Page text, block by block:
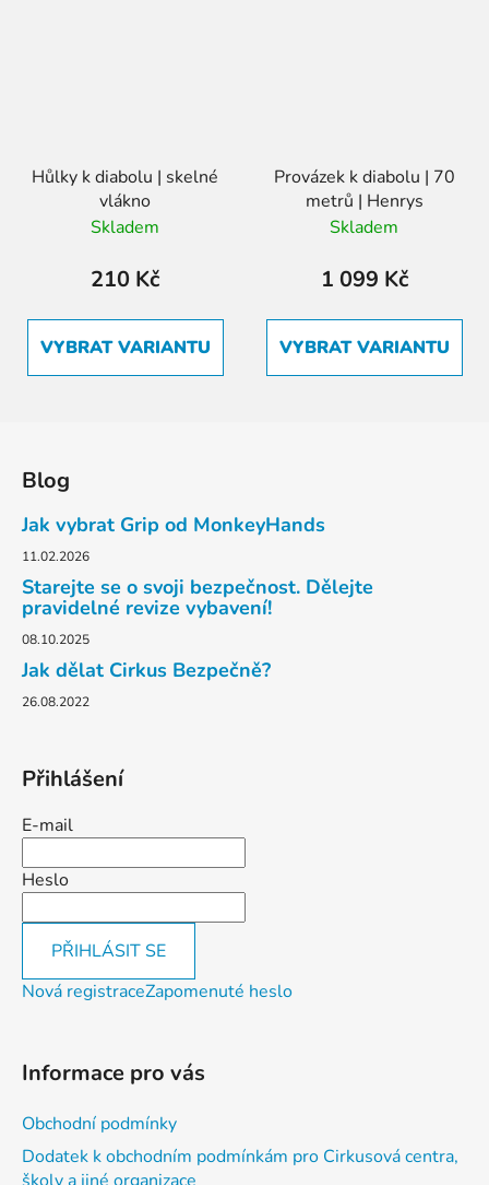
Hůlky k diabolu | skelné
vlákno
Skladem
210 Kč
VYBRAT VARIANTU
Provázek k diabolu | 70
metrů | Henrys
Skladem
1 099 Kč
VYBRAT VARIANTU
Blog
Jak vybrat Grip od MonkeyHands
11.02.2026
Starejte se o svoji bezpečnost. Dělejte
pravidelné revize vybavení!
08.10.2025
Jak dělat Cirkus Bezpečně?
26.08.2022
Přihlášení
E-mail
Heslo
PŘIHLÁSIT SE
Nová registraceZapomenuté heslo
Informace pro vás
Obchodní podmínky
Dodatek k obchodním podmínkám pro Cirkusová centra,